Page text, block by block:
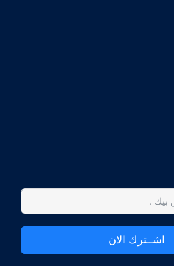
اشــترك الان